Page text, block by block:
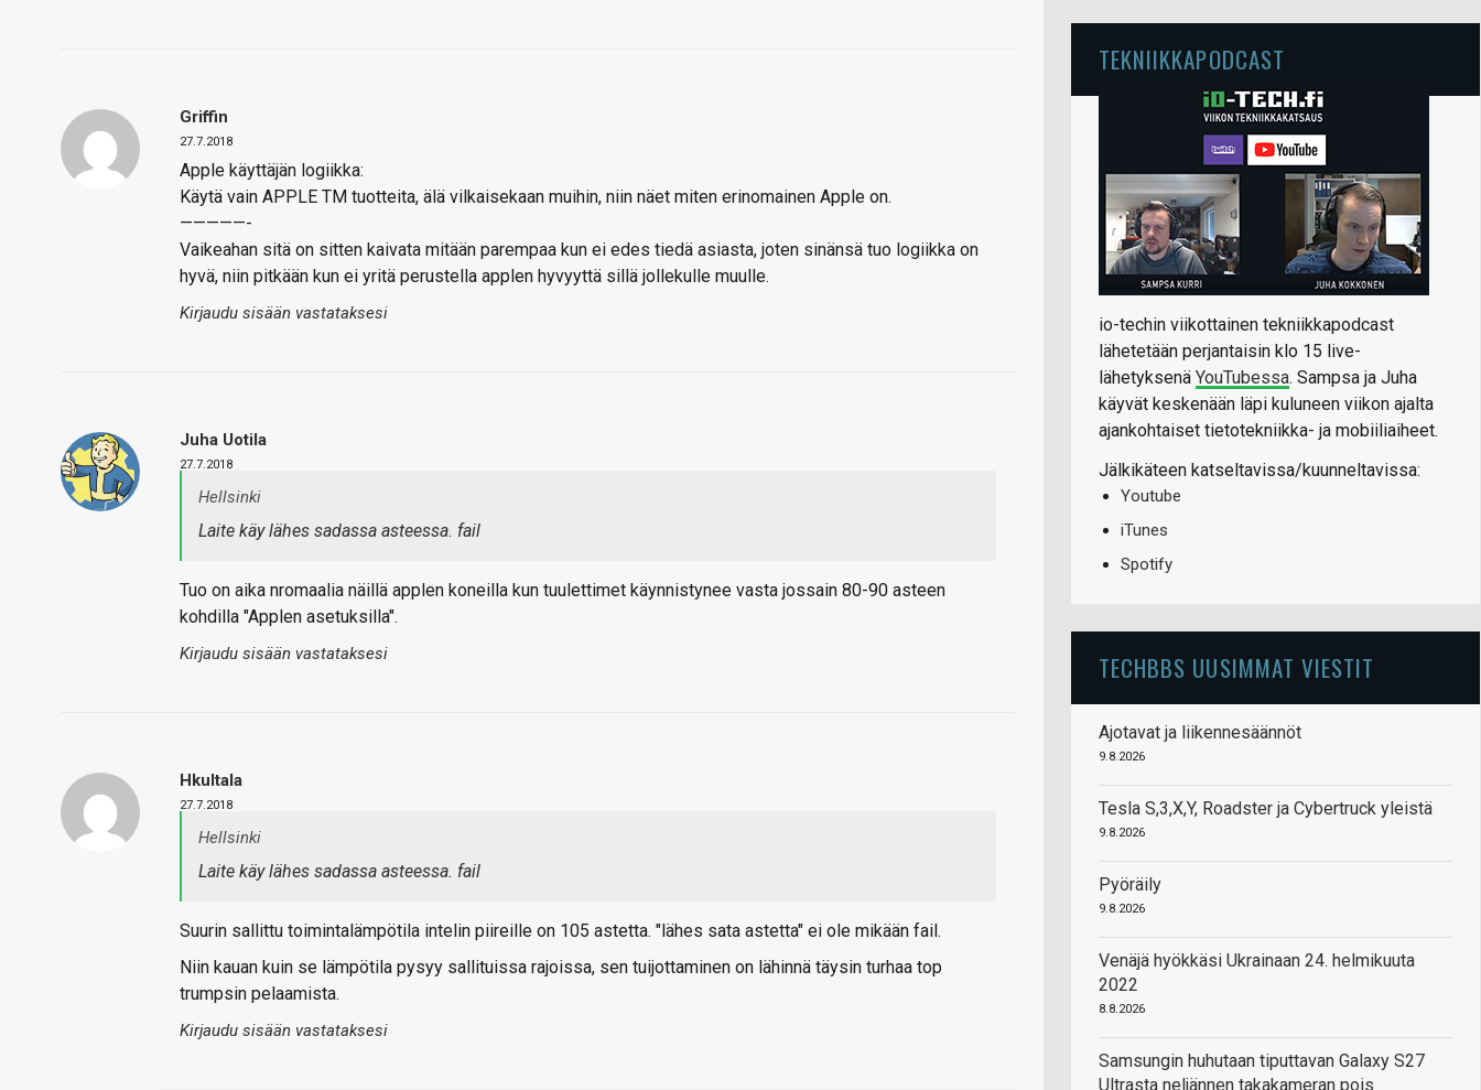
Griffin
27.7.2018
Apple käyttäjän logiikka:
Käytä vain APPLE TM tuotteita, älä vilkaisekaan muihin, niin näet miten erinomainen Apple on.
—————-
Vaikeahan sitä on sitten kaivata mitään parempaa kun ei edes tiedä asiasta, joten sinänsä tuo logiikka on
hyvä, niin pitkään kun ei yritä perustella applen hyvyyttä sillä jollekulle muulle.
Kirjaudu sisään vastataksesi
Juha Uotila
27.7.2018
Hellsinki
Laite käy lähes sadassa asteessa. fail
Tuo on aika nromaalia näillä applen koneilla kun tuulettimet käynnistynee vasta jossain 80-90 asteen
kohdilla "Applen asetuksilla".
Kirjaudu sisään vastataksesi
Hkultala
27.7.2018
Hellsinki
Laite käy lähes sadassa asteessa. fail
Suurin sallittu toimintalämpötila intelin piireille on 105 astetta. "lähes sata astetta" ei ole mikään fail.
Niin kauan kuin se lämpötila pysyy sallituissa rajoissa, sen tuijottaminen on lähinnä täysin turhaa top
trumpsin pelaamista.
Kirjaudu sisään vastataksesi
TEKNIIKKAPODCAST
io-techin viikottainen tekniikkapodcast
lähetetään perjantaisin klo 15 live-
lähetyksenä YouTubessa. Sampsa ja Juha
käyvät keskenään läpi kuluneen viikon ajalta
ajankohtaiset tietotekniikka- ja mobiiliaiheet.
Jälkikäteen katseltavissa/kuunneltavissa:
Youtube
iTunes
Spotify
TECHBBS UUSIMMAT VIESTIT
Ajotavat ja liikennesäännöt
9.8.2026
Tesla S,3,X,Y, Roadster ja Cybertruck yleistä
9.8.2026
Pyöräily
9.8.2026
Venäjä hyökkäsi Ukrainaan 24. helmikuuta
2022
8.8.2026
Samsungin huhutaan tiputtavan Galaxy S27
Ultrasta neljännen takakameran pois